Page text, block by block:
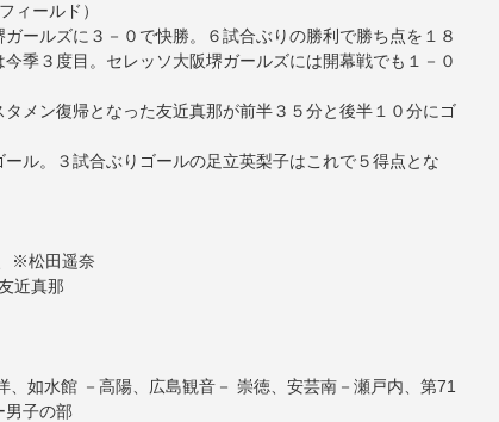
ィールド）
ールズに３－０で快勝。６試合ぶりの勝利で勝ち点を１８
季３度目。セレッソ大阪堺ガールズには開幕戦でも１－０
メン復帰となった友近真那が前半３５分と後半１０分にゴ
ル。３試合ぶりゴールの足立英梨子はこれで５得点とな
※松田遥奈
近真那
如水館 －高陽、広島観音－ 崇徳、安芸南－瀬戸内、第71
男子の部